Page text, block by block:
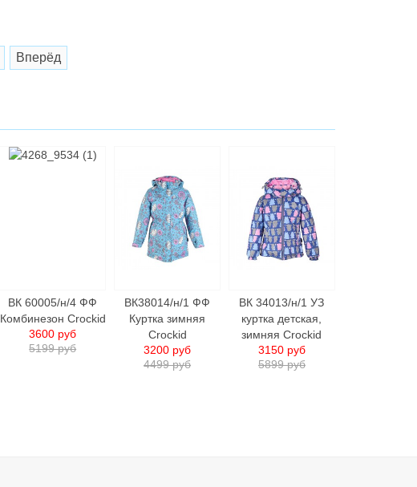
Вперёд
ВК 60005/н/4 ФФ
Комбинезон Crockid
5199 руб
3600 руб
ВК38014/н/1 ФФ
Куртка зимняя
Crockid
4499 руб
3200 руб
ВК 34013/н/1 УЗ
куртка детская,
зимняя Crockid
5899 руб
3150 руб